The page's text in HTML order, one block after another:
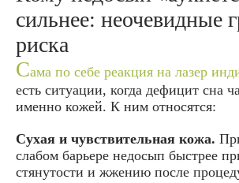
сильнее: неочевидные
риска
Сама по себе реакция на лазер
есть ситуации, когда дефицит сна
именно кожей. К ним относятся:
Сухая и чувствительная кожа.
слабом барьере недосып быстрее
стянутости и жжению после